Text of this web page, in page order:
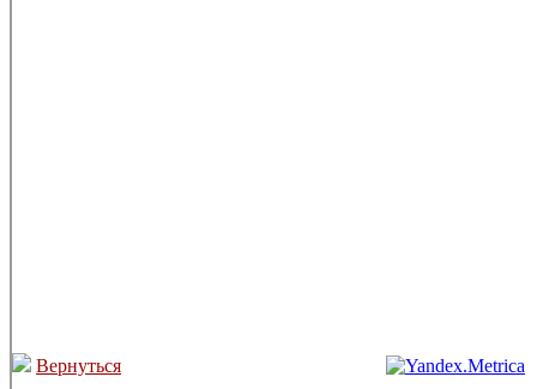
Вернуться